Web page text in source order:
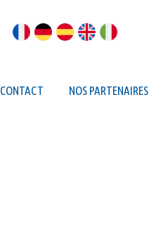
CONTACT NOS PARTENAIRES